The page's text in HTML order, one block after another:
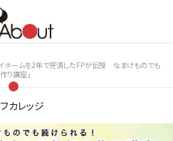
イホームを2年で完済したFPが伝授 なまけものでも
り講座」
カレッジ